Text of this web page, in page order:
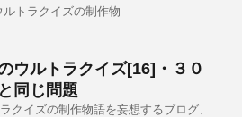
ルトラクイズの制作物
ウルトラクイズ[16]・３０
同じ問題
クイズの制作物語を妄想するブログ、